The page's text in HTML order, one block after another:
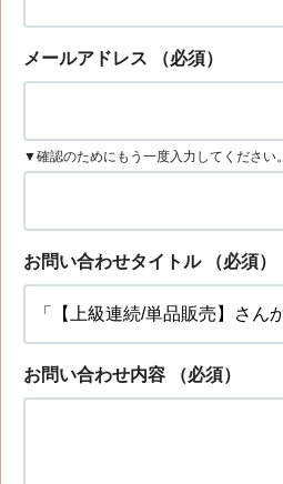
メールアドレス （必須）
▼確認のためにもう一度入力してください。
お問い合わせタイトル （必須）
お問い合わせ内容 （必須）